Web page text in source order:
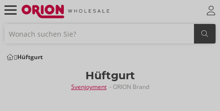
Hüftgurt
Hüftgurt
Svenjoyment - ORION Brand